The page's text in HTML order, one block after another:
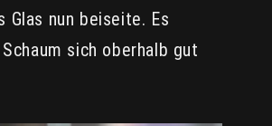
Glas nun beiseite. Es
sich oberhalb gut